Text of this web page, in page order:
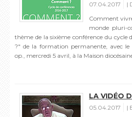
07.04.2017
Comment
monde pluri-
thème de la sixième conférence du cycle
?" de la formation permanente, avec le
op., mercredi 5 avril, à la Maison
LA VIDÉO
05.04.2017